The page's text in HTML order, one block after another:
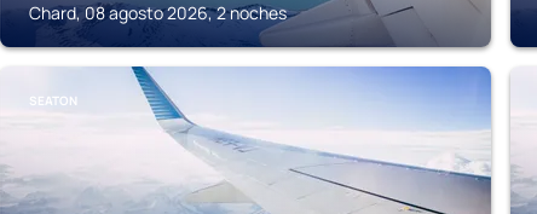
Chard, 08 agosto 2026, 2 noches
SEATON